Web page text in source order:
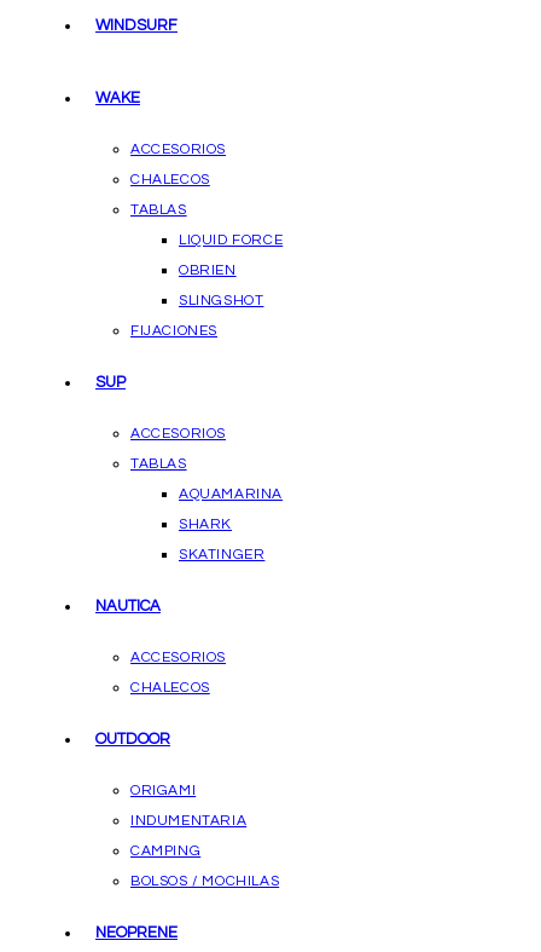
WINDSURF
WAKE
ACCESORIOS
CHALECOS
TABLAS
LIQUID FORCE
OBRIEN
SLINGSHOT
FIJACIONES
SUP
ACCESORIOS
TABLAS
AQUAMARINA
SHARK
SKATINGER
NAUTICA
ACCESORIOS
CHALECOS
OUTDOOR
ORIGAMI
INDUMENTARIA
CAMPING
BOLSOS / MOCHILAS
NEOPRENE